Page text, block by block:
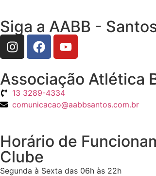
Siga a AABB -
Associação Atlética
13 3289-4334
comunicacao@aabbsantos.com.br
Horário de
Clube
Segunda à Sexta das 06h às 22h